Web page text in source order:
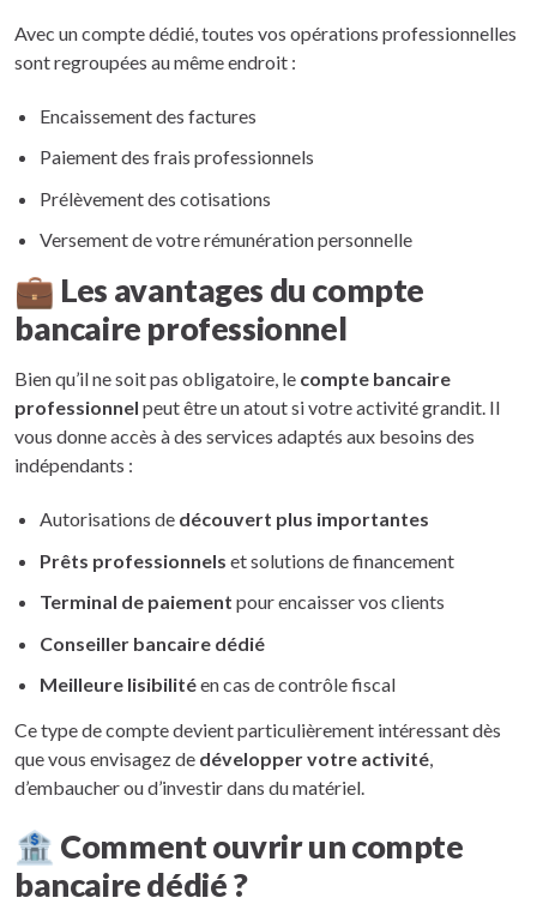
Avec un compte dédié, toutes vos opérations professionnelles
sont regroupées au même endroit :
Encaissement des factures
Paiement des frais professionnels
Prélèvement des cotisations
Versement de votre rémunération personnelle
💼 Les avantages du compte
bancaire professionnel
Bien qu’il ne soit pas obligatoire, le compte bancaire
professionnel peut être un atout si votre activité grandit. Il
vous donne accès à des services adaptés aux besoins des
indépendants :
Autorisations de découvert plus importantes
Prêts professionnels et solutions de financement
Terminal de paiement pour encaisser vos clients
Conseiller bancaire dédié
Meilleure lisibilitéen cas de contrôle fiscal
Ce type de compte devient particulièrement intéressant dès
que vous envisagez de développer votre activité,
d’embaucher ou d’investir dans du matériel.
🏦 Comment ouvrir un compte
bancaire dédié ?